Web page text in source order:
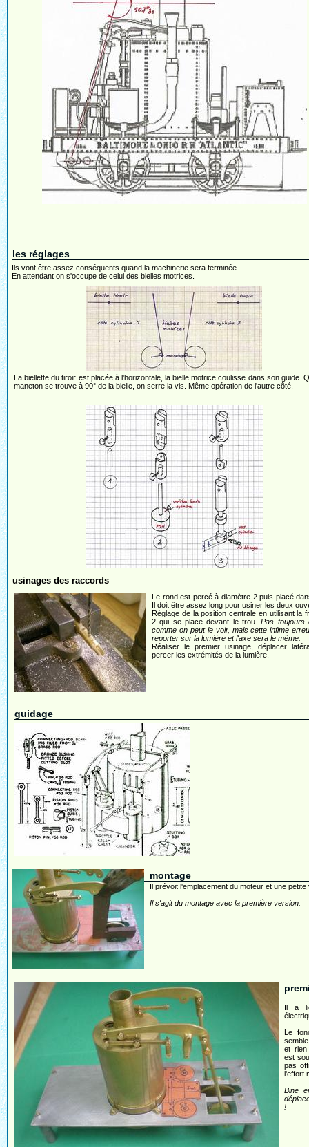
les réglages
Ils vont être assez conséquents quand la machinerie sera terminée.
En attendant on s'occupe de celui des bielles motrices.
La biellette du tiroir est placée à l'horizontale, la bielle motrice coulisse dans son guide.
maneton se trouve à 90° de la bielle, on serre la vis. Même opération de l'autre côté.
usinages des raccords
Le rond est percé à diamètre 2 puis placé
Il doit être assez long pour usiner les deux
Réglage de la position centrale en utilisant la
2 qui se place devant le trou.Pas toujours
comme on peut le voir, mais cette infime
reporter sur la lumière et l'axe sera le même.
Réaliser le premier usinage, déplacer
percer les extrémités de la lumière.
guidage
montage
Il prévoit l'emplacement du moteur et une
Il s'agit du montage avec la première version.
Il a
Le
et rien
est
pas
l'effort
Bine
!